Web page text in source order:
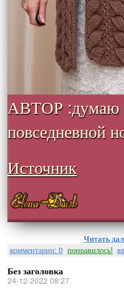
АВТОР :думаю
повседневной
Источник
Читать
комментарии: 0 понравилось!
Без заголовка
24-12-2022 08:27